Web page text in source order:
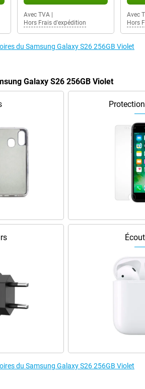
Avec TVA|
Hors Frais d'expédition
Avec
Hors
du Samsung Galaxy S26 256GB Violet
Galaxy S26 256GB Violet
du Samsung Galaxy S26 256GB Violet